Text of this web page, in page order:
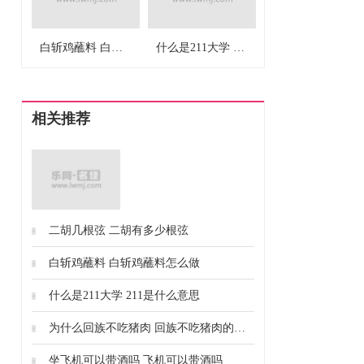
白斩鸡蘸料 白斩鸡蘸料怎么做 什么是211大学 211是什么意思
相关推荐
中国最大的淡水湖是鄱阳湖。鄱阳湖古
称为彭蠡、彭蠡泽、彭泽，地处九江、
南昌、上饶三市，是中国第一大淡水
湖，也是中国第二大湖，仅次于青海
二胡几根弦 二胡有多少根弦
白斩鸡蘸料 白斩鸡蘸料怎么做
什么是211大学 211是什么意思
为什么回族不吃猪肉 回族不吃猪肉的原因
坐飞机可以带酒吗 飞机可以带酒吗